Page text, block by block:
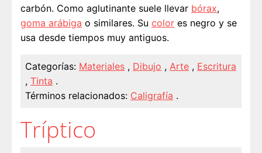
carbón. Como aglutinante suele llevar bórax,
goma arábiga o similares. Su color es negro y se
usa desde tiempos muy antiguos.
Categorías: Materiales , Dibujo , Arte , Escritura
, Tinta .
Términos relacionados: Caligrafía .
Tríptico